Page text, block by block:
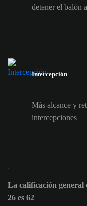
detener el balón
Intercepción
Más alcance y
intercepciones
La calificación
26 es 62